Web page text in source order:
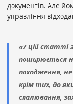
документів. Але
управління
«У цій статті
поширюється
походження,
крім тих, до
спалювання,